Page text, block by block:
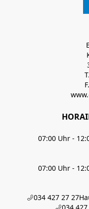
07:00 Uhr -
07:00 Uhr -
034 427 27 27
034